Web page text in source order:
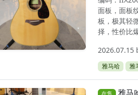
面板，面板
板，极其轻
择，性价比
2026.07.15
雅马哈 雅
在售 雅马